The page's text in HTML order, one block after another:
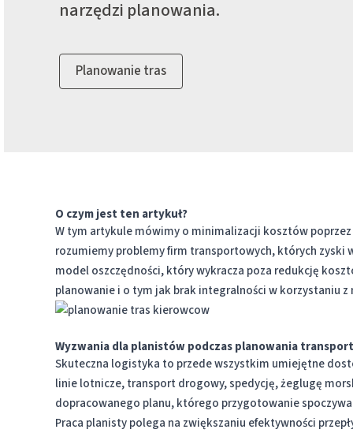
narzędzi planowania.
Planowanie tras
O czym jest ten artykuł?
W tym artykule mówimy o minimalizacji kosztów
rozumiemy problemy firm transportowych, których zyski
model oszczędności, który wykracza poza redukcję
planowanie i o tym jak brak integralności w korzystaniu
Wyzwania dla planistów podczas planowania
Skuteczna logistyka to przede wszystkim umiejętne
linie lotnicze, transport drogowy, spedycję, żeglugę
dopracowanego planu, którego przygotowanie
Praca planisty polega na zwiększaniu efektywności